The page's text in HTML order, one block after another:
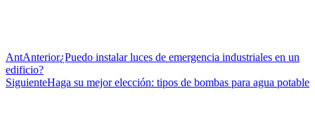
AntAnterior¿Puedo instalar luces de emergencia industriales en un
edificio?
SiguienteHaga su mejor elección: tipos de bombas para agua potable